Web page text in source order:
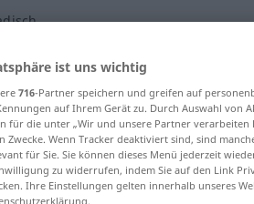
für "sporadisch"
ist uns wichtig
716-Partner speichern und greifen auf
auf Ihrem Gerät zu. Durch Auswahl von
für die unter „Wir und unsere Partner verarbeiten
Zwecke. Wenn Tracker deaktiviert sind, sind
für Sie. Sie können dieses Menü jederzeit
zu widerrufen, indem Sie auf den Link
Ihre Einstellungen gelten innerhalb unseres